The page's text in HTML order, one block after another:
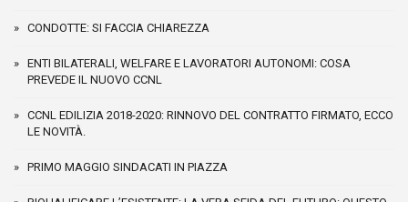
CONDOTTE: SI FACCIA CHIAREZZA
ENTI BILATERALI, WELFARE E LAVORATORI AUTONOMI: COSA
PREVEDE IL NUOVO CCNL
CCNL EDILIZIA 2018-2020: RINNOVO DEL CONTRATTO FIRMATO, ECCO
LE NOVITÀ.
PRIMO MAGGIO SINDACATI IN PIAZZA